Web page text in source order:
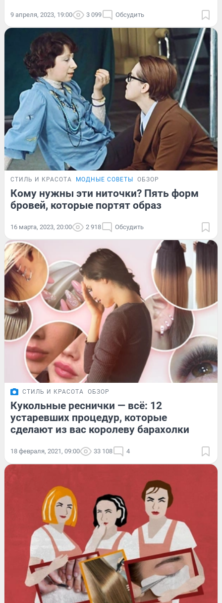
9 апреля, 2023, 19:00 3 099 Обсудить
СТИЛЬ И КРАСОТА МОДНЫЕ СОВЕТЫ ОБЗОР
Кому нужны эти ниточки? Пять форм
бровей, которые портят образ
16 марта, 2023, 20:00 2 918 Обсудить
СТИЛЬ И КРАСОТА ОБЗОР
Кукольные реснички — всё: 12
устаревших процедур, которые
сделают из вас королеву барахолки
18 февраля, 2021, 09:00 33 108 4